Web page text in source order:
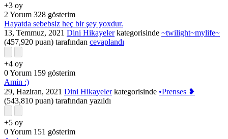
+3 oy
2 Yorum 328 gösterim
Hayatda sebebsiz heç bir şey yoxdur.
13, Temmuz, 2021 Dini Hikayelerkategorisinde ~twilight~mylife~
(457,920 puan) tarafından cevaplandı
+4 oy
0Yorum 159 gösterim
Amin :)
29, Haziran, 2021 Dini Hikayelerkategorisinde •Prenses ❥
(543,810 puan) tarafından yazıldı
+5 oy
0Yorum 151 gösterim